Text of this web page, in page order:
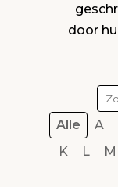
door
Alle A
K
L M